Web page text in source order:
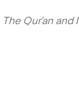
The Qur’an